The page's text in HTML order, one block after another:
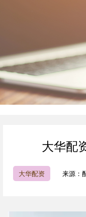
大华配
大华配资 来源：